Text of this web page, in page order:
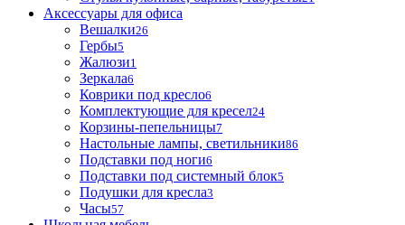
Аксессуары для офиса
Вешалки26
Гербы5
Жалюзи1
Зеркала6
Коврики под кресло6
Комплектующие для кресел24
Корзины-пепельницы7
Настольные лампы, светильники86
Подставки под ноги6
Подставки под системный блок5
Подушки для кресла3
Часы57